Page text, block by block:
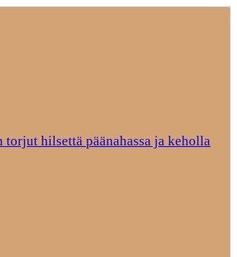
hilsettä päänahassa ja keholla